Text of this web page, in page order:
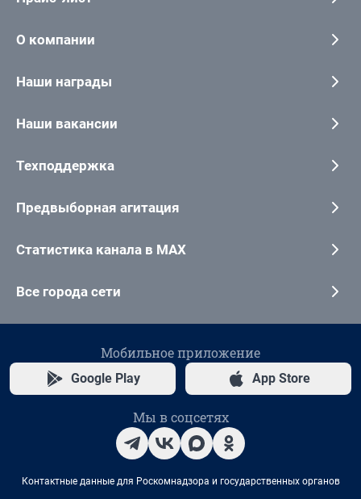
О компании
Наши награды
Наши вакансии
Техподдержка
Предвыборная агитация
Статистика канала в MAX
Все города сети
Мобильное приложение
Google Play App Store
Мы в соцсетях
Контактные данные для Роскомнадзора и государственных органов